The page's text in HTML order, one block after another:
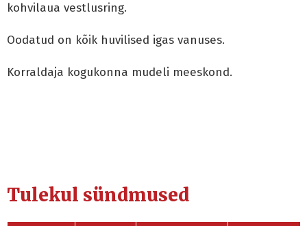
kohvilaua vestlusring.
Oodatud on kõik huvilised igas vanuses.
Korraldaja kogukonna mudeli meeskond.
Tulekul sündmused